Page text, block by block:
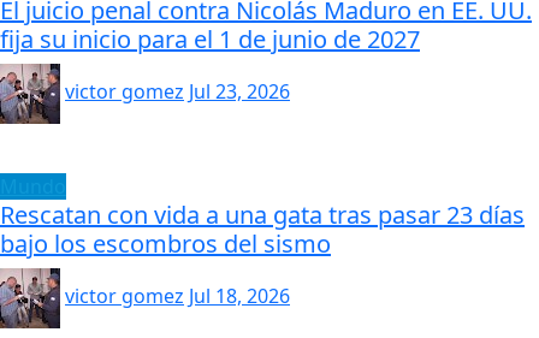
El juicio penal contra Nicolás Maduro en EE. UU.
fija su inicio para el 1 de junio de 2027
victor gomez Jul 23, 2026
Rescatan con vida a una gata tras pasar 23 días
bajo los escombros del sismo
victor gomez Jul 18, 2026